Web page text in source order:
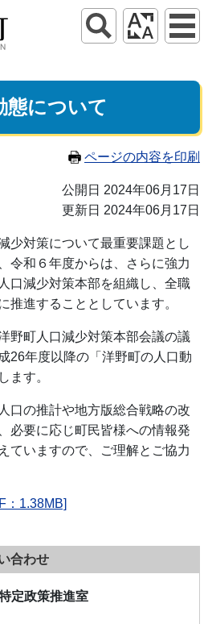
態について
ページの内容を印刷
公開日 2024年06月17日
更新日 2024年06月17日
少対策について最重要課題とし
令和６年度からは、さらに強力
口減少対策本部を組織し、全職
推進することとしています。
野町人口減少対策本部会議の議
26年度以降の「洋野町の人口動
ます。
口の推計や地方版総合戦略の改
必要に応じ町民皆様への情報発
ていますので、ご理解とご協力
：1.38MB]
合わせ
定政策推進室